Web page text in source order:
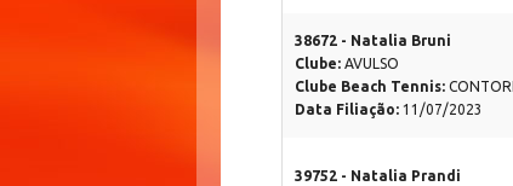
38672 - Natalia Bruni
Clube: AVULSO
Clube Beach Tennis:
Data Filiação: 11/07/2023
39752 - Natalia Prandi